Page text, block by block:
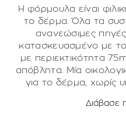
Η φόρμουλα είναι
το δέρμα. Όλα τα
ανανεώσιμες πηγές
κατασκευασμένο με το
με περιεκτικότητα
απόβλητα. Μία
για το δέρμα, χωρίς
και το δέρμα. ΤοΔιάβασε